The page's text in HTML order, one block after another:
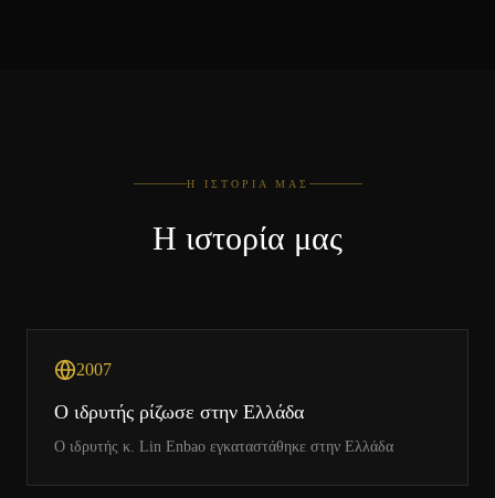
Η ΙΣΤΟΡΊΑ ΜΑΣ
Η ιστορία μας
2007
Ο ιδρυτής ρίζωσε στην Ελλάδα
Ο ιδρυτής κ. Lin Enbao εγκαταστάθηκε στην Ελλάδα